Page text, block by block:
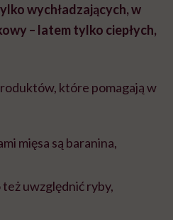
wychładzających, w
– latem tylko ciepłych,
które pomagają w
mięsa są baranina,
uwzględnić ryby,